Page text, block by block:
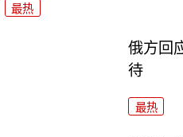
最热
俄方回
待
最热